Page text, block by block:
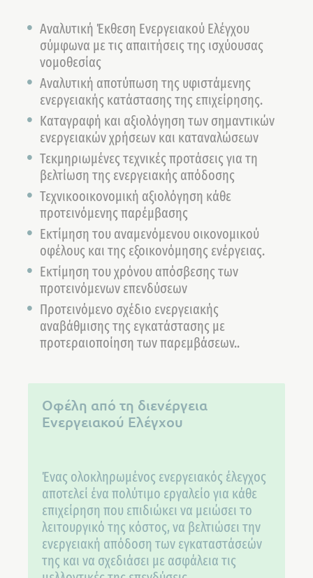
Αναλυτική Έκθεση Ενεργειακού Ελέγχου
σύμφωνα με τις απαιτήσεις της ισχύουσας
νομοθεσίας
Αναλυτική αποτύπωση της υφιστάμενης
ενεργειακής κατάστασης της επιχείρησης.
Καταγραφή και αξιολόγηση των σημαντικών
ενεργειακών χρήσεων και καταναλώσεων
Τεκμηριωμένες τεχνικές προτάσεις για τη
βελτίωση της ενεργειακής απόδοσης
Τεχνικοοικονομική αξιολόγηση κάθε
προτεινόμενης παρέμβασης
Εκτίμηση του αναμενόμενου οικονομικού
οφέλους και της εξοικονόμησης ενέργειας.
Εκτίμηση του χρόνου απόσβεσης των
προτεινόμενων επενδύσεων
Προτεινόμενο σχέδιο ενεργειακής
αναβάθμισης της εγκατάστασης με
προτεραιοποίηση των παρεμβάσεων..
Οφέλη από τη διενέργεια
Ενεργειακού Ελέγχου
Ένας ολοκληρωμένος ενεργειακός έλεγχος
αποτελεί ένα πολύτιμο εργαλείο για κάθε
επιχείρηση που επιδιώκει να μειώσει το
λειτουργικό της κόστος, να βελτιώσει την
ενεργειακή απόδοση των εγκαταστάσεών
της και να σχεδιάσει με ασφάλεια τις